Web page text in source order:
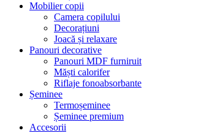
Mobilier copii
Camera copilului
Decorațiuni
Joacă și relaxare
Panouri decorative
Panouri MDF furniruit
Măști calorifer
Riflaje fonoabsorbante
Șeminee
Termoșeminee
Șeminee premium
Accesorii